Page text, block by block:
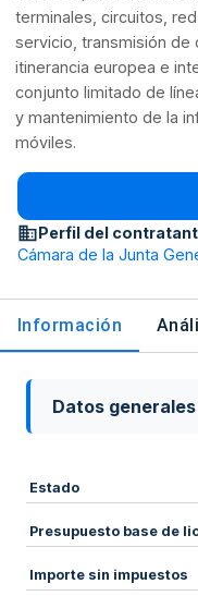
terminales, circuitos,
servicio, transmisión de
itinerancia europea e
conjunto limitado de
y mantenimiento de la
móviles.
Perfil del
Cámara de la Junta
Información
Datos generales
Estado
Presupuesto base de
Importe sin impuestos